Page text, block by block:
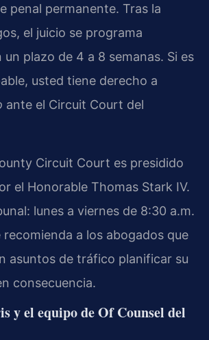
penal permanente. Tras la
el juicio se programa
plazo de 4 a 8 semanas. Si es
usted tiene derecho a
ante el Circuit Court del
Circuit Court es presidido
el Honorable Thomas Stark IV.
lunes a viernes de 8:30 a.m.
recomienda a los abogados que
asuntos de tráfico planificar su
consecuencia.
y el equipo de Of Counsel del